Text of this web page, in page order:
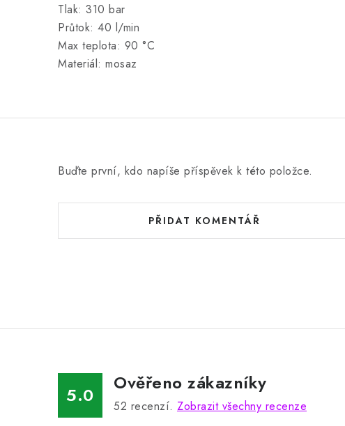
Tlak: 310 bar
Průtok: 40 l/min
Max teplota: 90 °C
Materiál: mosaz
Buďte první, kdo napíše příspěvek k této položce.
PŘIDAT KOMENTÁŘ
5.0
Ověřeno zákazníky
52 recenzí. Zobrazit všechny recenze